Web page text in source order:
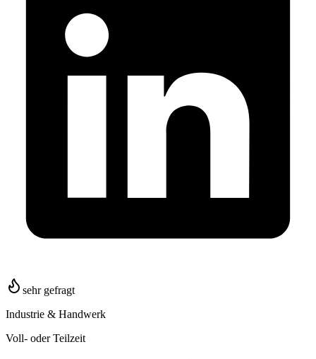
sehr gefragt
Industrie & Handwerk
Voll- oder Teilzeit